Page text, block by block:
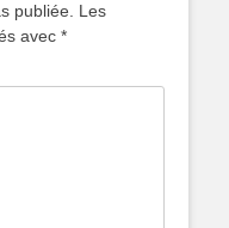
publiée. Les
avec *